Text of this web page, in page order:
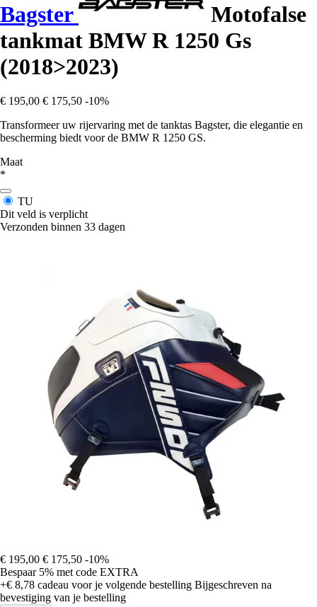
Bagster
Motofalse
tankmat BMW R 1250 Gs
(2018>2023)
€ 195,00 € 175,50 -10%
Transformeer uw rijervaring met de tanktas Bagster, die elegantie en
bescherming biedt voor de BMW R 1250 GS.
Maat
*
TU
Dit veld is verplicht
Verzonden binnen 33 dagen
€ 195,00 € 175,50 -10%
Bespaar 5% met code EXTRA
+€ 8,78 cadeau voor je volgende bestelling Bijgeschreven na
bevestiging van je bestelling